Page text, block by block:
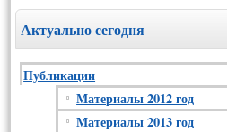
Актуально сегодня
Публикации
Материалы 2012 год
Материалы 2013 год